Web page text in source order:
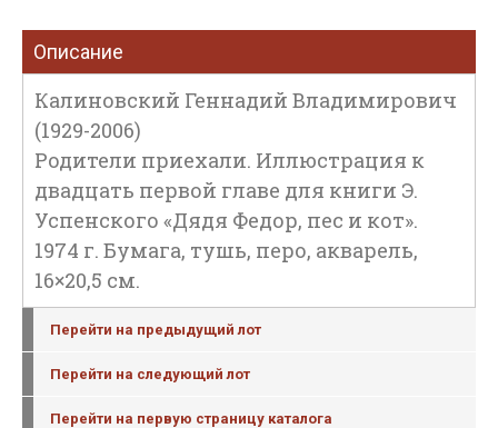
Описание
Калиновский Геннадий Владимирович
(1929-2006)
Родители приехали. Иллюстрация к
двадцать первой главе для книги Э.
Успенского «Дядя Федор, пес и кот».
1974 г. Бумага, тушь, перо, акварель,
16×20,5 см.
Перейти на предыдущий лот
Перейти на следующий лот
Перейти на первую страницу каталога